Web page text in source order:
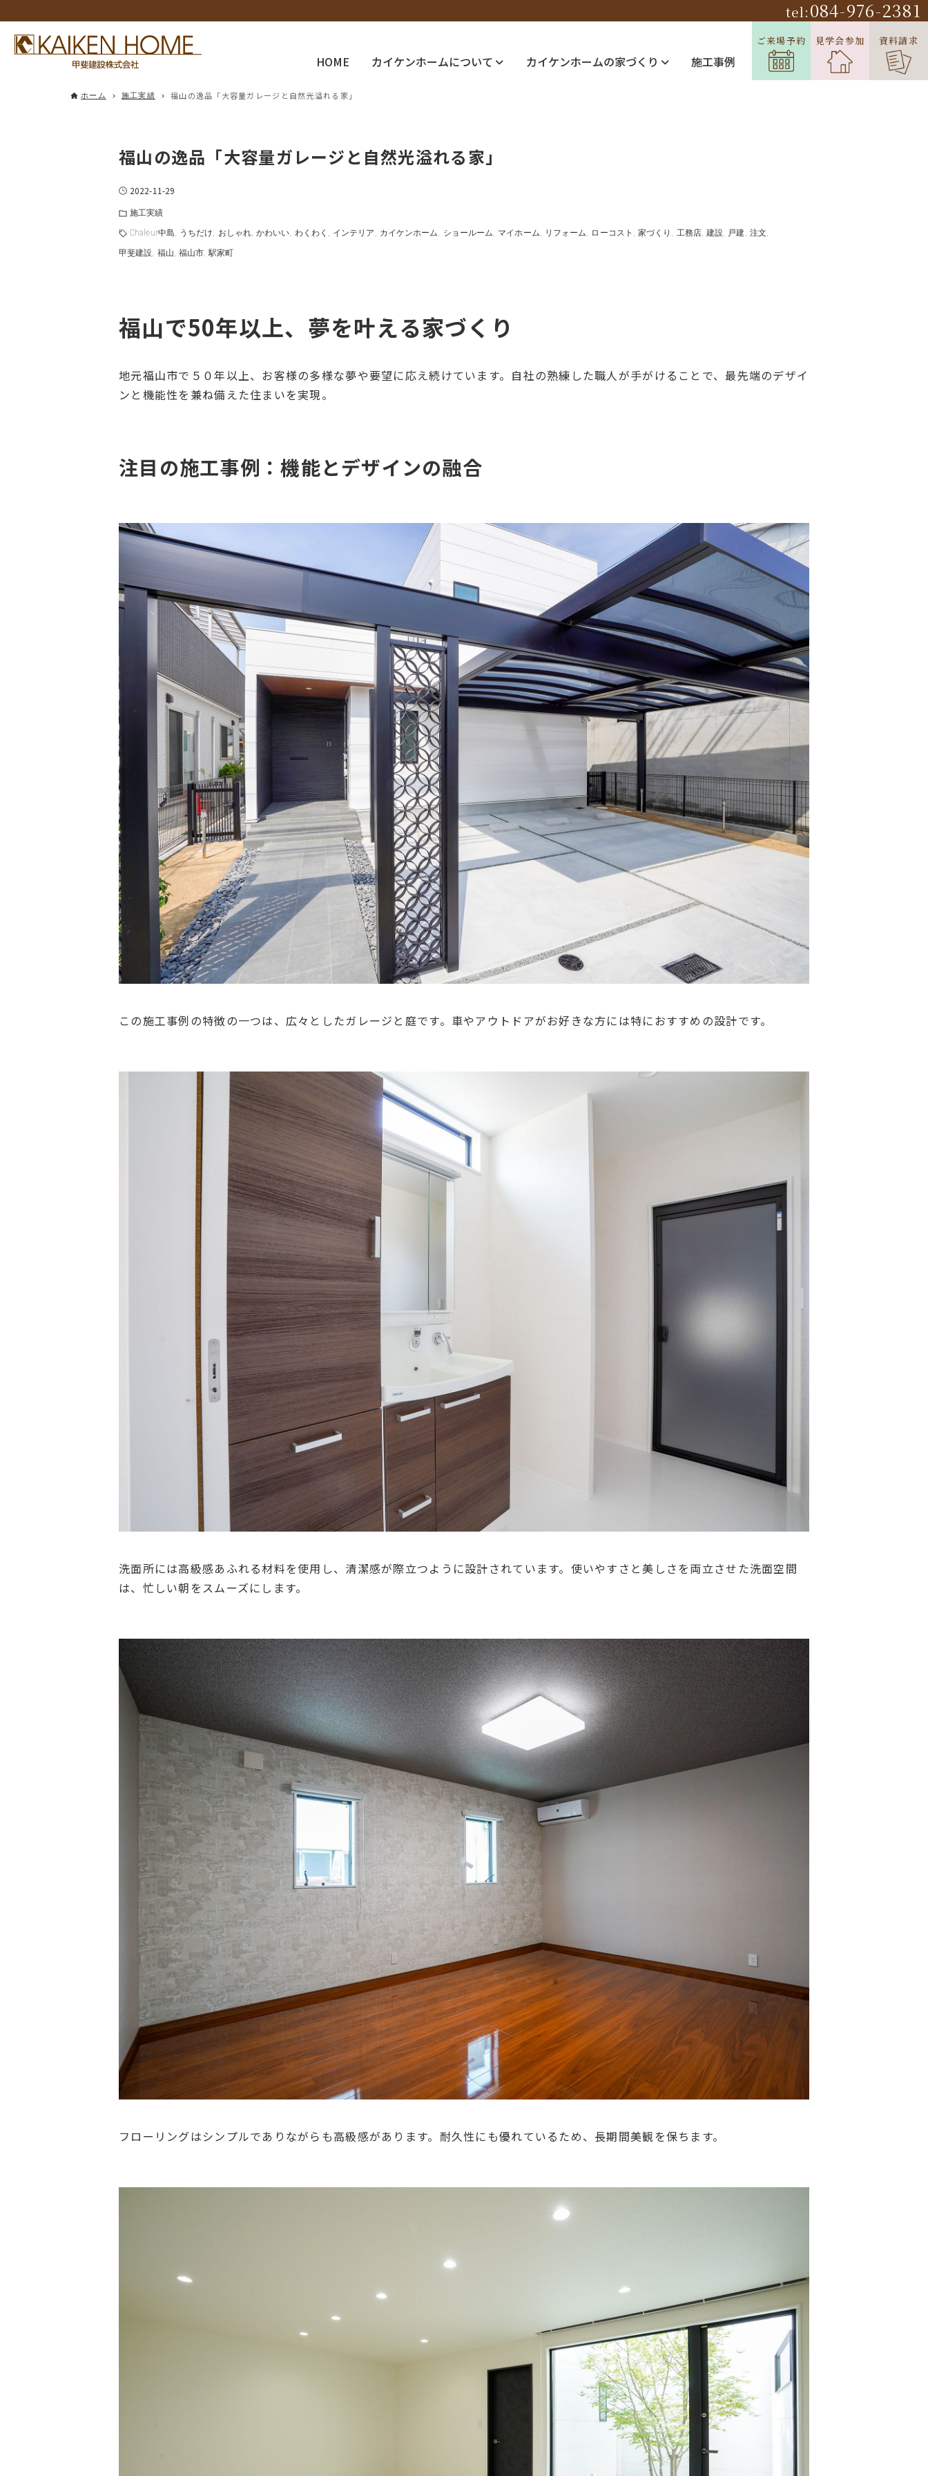
tel:084-976-2381
HOME カイケンホームについて カイケンホームの家づくり 施工事例
ご来場予約 見学会参加 資料請求
ホーム 施工実績 福山の逸品「大容量ガレージと自然光溢れる家」
福山の逸品「大容量ガレージと自然光溢れる家」
2022-11-29
施工実績
Chaleur中島 うちだけ おしゃれ かわいい わくわく インテリア カイケンホーム ショールーム マイホーム リフォーム ローコスト 家づくり 工務店 建設 戸建 注文
甲斐建設 福山 福山市 駅家町
福山で50年以上、夢を叶える家づくり
地元福山市で５０年以上、お客様の多様な夢や要望に応え続けています。自社の熟練した職人が手がけることで、最先端のデザイ
ンと機能性を兼ね備えた住まいを実現。
注目の施工事例：機能とデザインの融合
この施工事例の特徴の一つは、広々としたガレージと庭です。車やアウトドアがお好きな方には特におすすめの設計です。
洗面所には高級感あふれる材料を使用し、清潔感が際立つように設計されています。使いやすさと美しさを両立させた洗面空間
は、忙しい朝をスムーズにします。
フローリングはシンプルでありながらも高級感があります。耐久性にも優れているため、長期間美観を保ちます。